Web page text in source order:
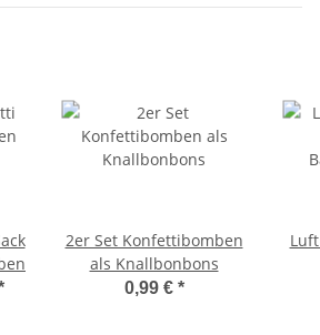
2er Set Konfettibomben
als Knallbonbons
0,99 € *